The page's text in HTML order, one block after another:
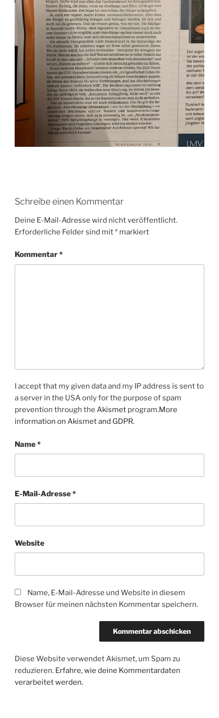
Schreibe einen Kommentar
Deine E-Mail-Adresse wird nicht veröffentlicht.
Erforderliche Felder sind mit* markiert
Kommentar*
I accept that my given data and my IP address is sent to
a server in the USA only for the purpose of spam
prevention through the Akismet program.More
information on Akismet and GDPR.
Name*
E-Mail-Adresse*
Website
Name, E-Mail-Adresse und Website in diesem
Browser für meinen nächsten Kommentar speichern.
Diese Website verwendet Akismet, um Spam zu
reduzieren. Erfahre, wie deine Kommentardaten
verarbeitet werden.